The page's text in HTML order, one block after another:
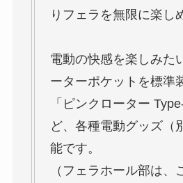
りフェラを無限に楽し
電動の快感を楽しみた
ーターポケットを標準
「ピンクローター
ど、各種電動グッズ（
能です。
（フェラホール部は、